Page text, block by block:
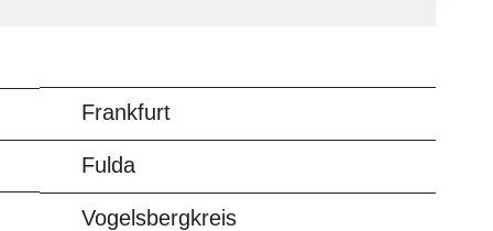
Frankfurt
Fulda
Vogelsbergkreis